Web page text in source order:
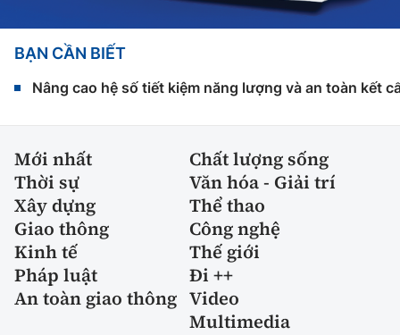
BẠN CẦN BIẾT
Nâng cao hệ số tiết kiệm năng lượng và an toàn kết
Mới nhất
Chất lượng sống
Thời sự
Văn hóa - Giải trí
Xây dựng
Thể thao
Giao thông
Công nghệ
Kinh tế
Thế giới
Pháp luật
Đi ++
An toàn giao thông Video
Multimedia